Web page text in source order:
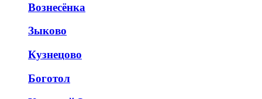
Вознесёнка
Зыково
Кузнецово
Боготол